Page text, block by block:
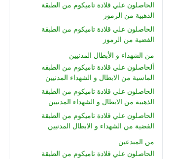
الحاصلون علي قلادة تاميكوم من الطبقة
الذهبية من الرموز
الحاصلون علي قلادة تاميكوم من الطبقة
الفضية من الرموز
من الشهداء و الأبطال المدنيين
ألحاصلون علي قلادة تاميكوم من الطبقه
الماسية من الابطال و الشهداء المدنيين
الحاصلون علي قلادة تاميكوم من الطبقة
الذهبية من الابطال و الشهداء المدنيين
الحاصلون علي قلادة تاميكوم من الطبقة
الفضية من الشهداء و الابطال المدنيين
من المبدعين
الحاصلون علي قلادة تاميكوم من الطبقة